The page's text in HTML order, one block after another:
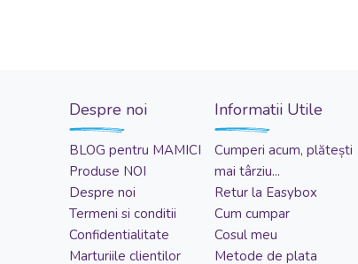
Despre noi
BLOG pentru MAMICI
Produse NOI
Despre noi
Termeni si conditii
Confidentialitate
Marturiile clientilor
Informatii Utile
Cumperi acum, plătești
mai târziu...
Retur la Easybox
Cum cumpar
Cosul meu
Metode de plata